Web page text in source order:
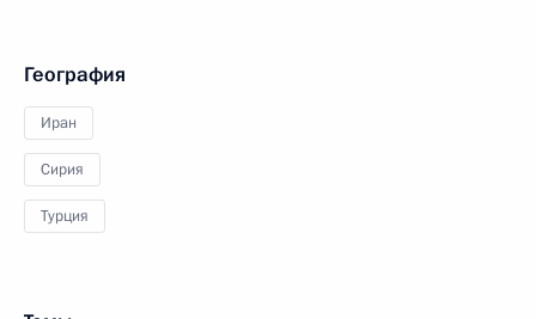
География
Иран
Сирия
Турция